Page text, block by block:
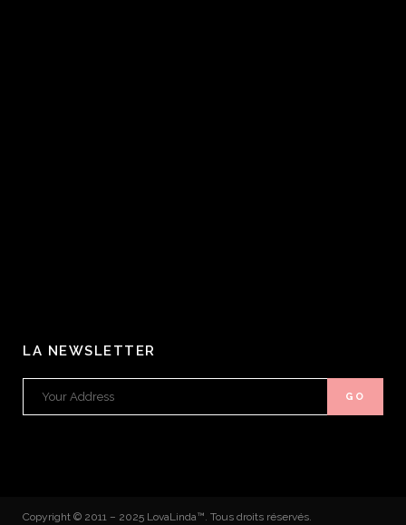
LA NEWSLETTER
Copyright © 2011 – 2025 LovaLinda™. Tous droits réservés.